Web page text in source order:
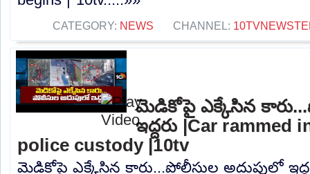
CATEGORY: NEWS CHANNEL:
మెడికోపై ఎక్కేసిన
ఇద్దరు |Car rammed
police custody |10tv
మెడికోపై ఎక్కేసిన కారు...పోలీసుల అదుపులో